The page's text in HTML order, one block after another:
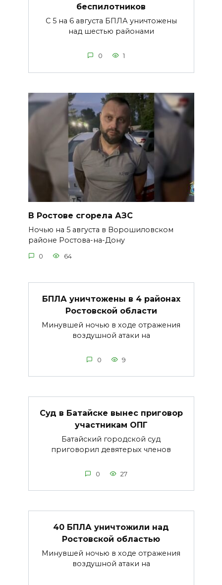
беспилотников
С 5 на 6 августа БПЛА уничтожены
над шестью районами
0 1
В Ростове сгорела АЗС
Ночью на 5 августа в Ворошиловском
районе Ростова-на-Дону
0 64
БПЛА уничтожены в 4 районах
Ростовской области
Минувшей ночью в ходе отражения
воздушной атаки на
0 9
Суд в Батайске вынес приговор
участникам ОПГ
Батайский городской суд
приговорил девятерых членов
0 27
40 БПЛА уничтожили над
Ростовской областью
Минувшей ночью в ходе отражения
воздушной атаки на